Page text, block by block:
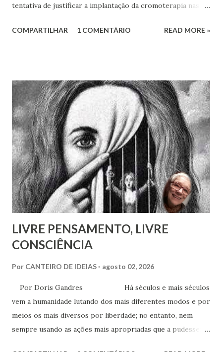
tentativa de justificar a implantação da cromoterapia nas
Joanna de Ângelis, especialmente na obra Plenitude .
Joanna de Ângelis menciona a helioterapia e faz alusões à
cromoterapia no contexto da preservação da saúde física e
psíquica. Em nenhum momento, porém, recomenda sua
adoção como prática institucional do Espiritismo. Há
profunda diferença entre reconhecer a existência de um
recurso terapêutico e convertê-lo em atividade da Casa
Espírita.
COMPARTILHAR 1 COMENTÁRIO READ MORE »
LIVRE PENSAMENTO, LIVRE
CONSCIÊNCIA
Por CANTEIRO DE IDEIAS agosto 02, 2026
Por Doris Gandres Há séculos e mais séculos
vem a humanidade lutando dos mais diferentes modos e por
meios os mais diversos por liberdade; no entanto, nem
sempre usando as ações mais apropriadas que a pudessem